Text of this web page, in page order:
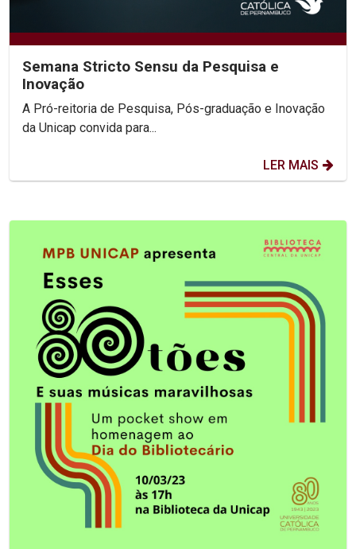
Semana Stricto Sensu da Pesquisa e
Inovação
A Pró-reitoria de Pesquisa, Pós-graduação e Inovação
da Unicap convida para...
LER MAIS